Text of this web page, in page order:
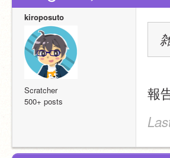
kiroposuto
Scratcher
500+ posts
報